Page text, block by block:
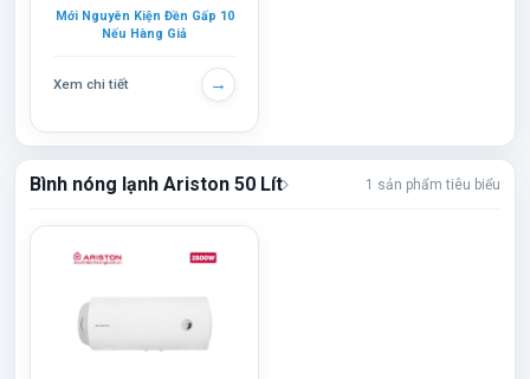
Mới Nguyên Kiện Đền Gấp 10
Nếu Hàng Giả
Xem chi tiết →
Bình nóng lạnh Ariston 50 Lít 1 sản phẩm tiêu biểu